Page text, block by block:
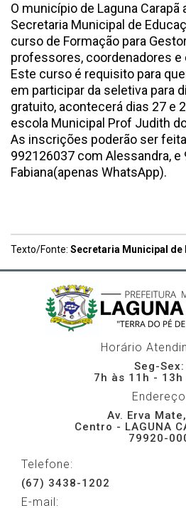
O município de Laguna Carapã
Secretaria Municipal de
curso de Formação para
professores, coordenadores e
Este curso é requisito para
em participar da seletiva para
gratuito, acontecerá dias 27 e
escola Municipal Prof Judith
As inscrições poderão ser
992126037 com Alessandra,
Fabiana(apenas WhatsApp).
Texto/Fonte: Secretaria Municipal de
Horário
Seg-Sex:
7h às 11h - 13h
Endereço
Av. Erva
Centro - LAGUNA
79920-
Telefone:
(67) 3438-1202
E-mail: